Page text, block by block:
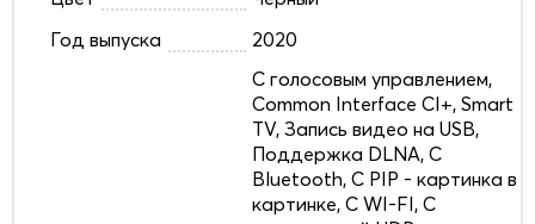
Год выпуска
2020
C голосовым управлением,
Common Interface CI+, Smart
TV, Запись видео на USB,
Поддержка DLNA, С
Bluetooth, С PIP - картинка в
картинке, С WI-FI, С